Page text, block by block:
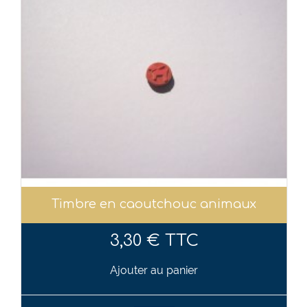
Timbre en caoutchouc animaux
3,30 € TTC
Ajouter au panier